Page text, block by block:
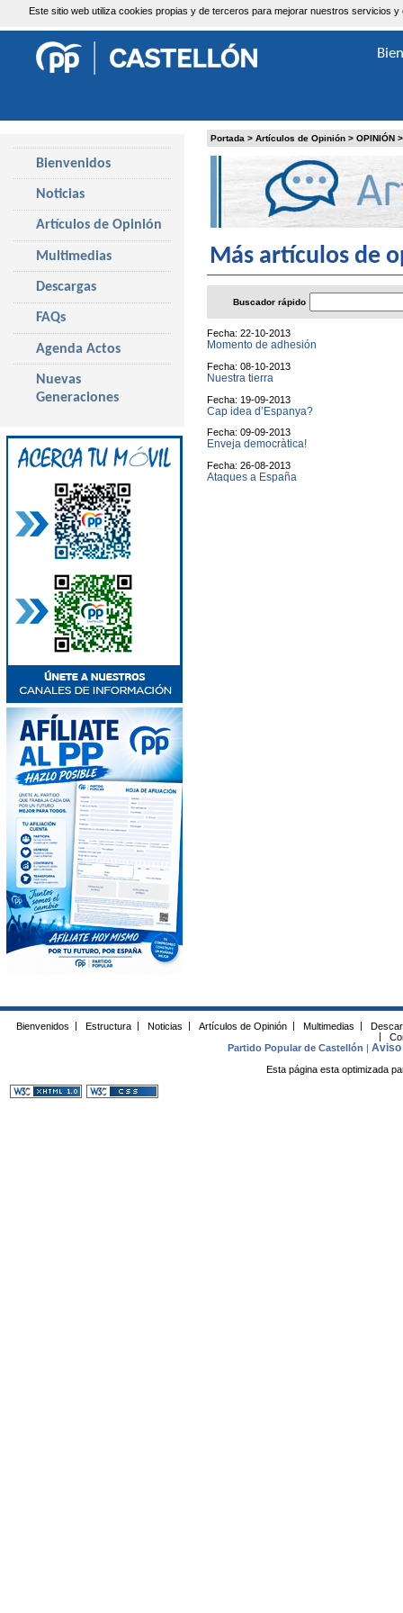
Este sitio web utiliza cookies propias y de terceros para mejorar nuestros servicios
Portada > Artículos de Opinión > OPINIÓN
Más artículos de
Buscador rápido
Fecha: 22-10-2013
Momento de adhesión
Fecha: 08-10-2013
Nuestra tierra
Fecha: 19-09-2013
Cap idea d’Espanya?
Fecha: 09-09-2013
Enveja democràtica!
Fecha: 26-08-2013
Ataques a España
Bienvenidos
Noticias
Artículos de Opinión
Multimedias
Descargas
FAQs
Agenda Actos
Nuevas
Generaciones
Domingo, 9 de Agosto de 2026
Bienvenidos | Estructura | Noticias | Artículos de Opinión | Multimedias |
|
Partido Popular de Castellón |Aviso
Esta página esta optimizada